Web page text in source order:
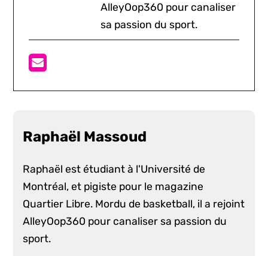
AlleyOop360 pour canaliser
sa passion du sport.
Raphaël Massoud
Raphaël est étudiant à l'Université de
Montréal, et pigiste pour le magazine
Quartier Libre. Mordu de basketball, il a rejoint
AlleyOop360 pour canaliser sa passion du
sport.